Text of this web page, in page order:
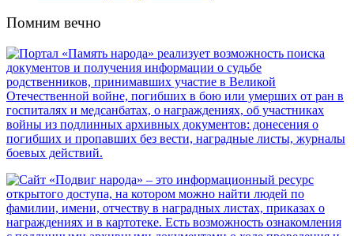
Помним вечно